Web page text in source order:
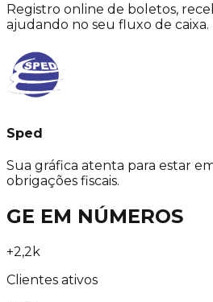
Registro online de boletos,
ajudando no seu fluxo de caixa.
Sped
Sua gráfica atenta para estar
obrigações fiscais.
GE EM NÚMEROS
+2,2k
Clientes ativos